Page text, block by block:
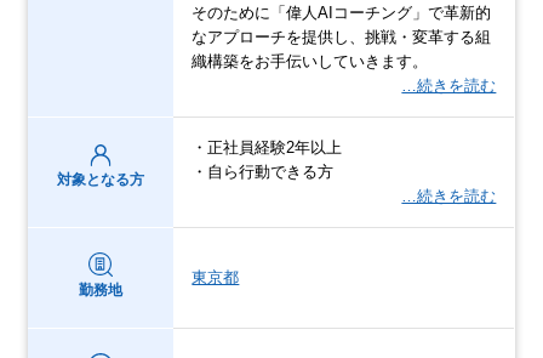
そのために「偉人AIコーチング」で革新的
なアプローチを提供し、挑戦・変革する組
織構築をお手伝いしていきます。
…続きを読む
対象となる方
・正社員経験2年以上
・自ら行動できる方
…続きを読む
勤務地
東京都